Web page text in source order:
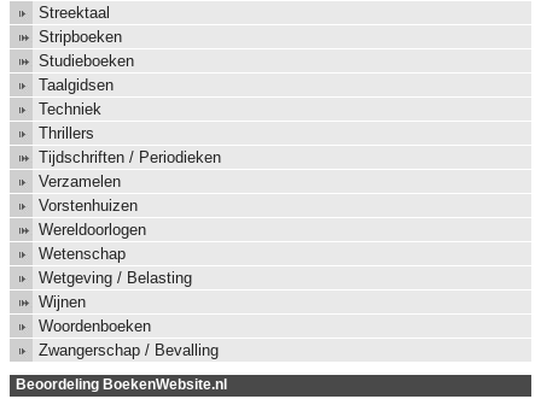
Streektaal
Stripboeken
Studieboeken
Taalgidsen
Techniek
Thrillers
Tijdschriften / Periodieken
Verzamelen
Vorstenhuizen
Wereldoorlogen
Wetenschap
Wetgeving / Belasting
Wijnen
Woordenboeken
Zwangerschap / Bevalling
Beoordeling BoekenWebsite.nl